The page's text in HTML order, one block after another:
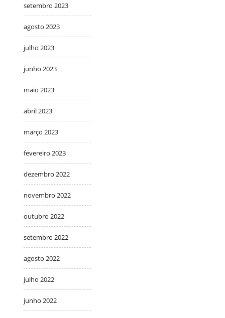
setembro 2023
agosto 2023
julho 2023
junho 2023
maio 2023
abril 2023
março 2023
fevereiro 2023
dezembro 2022
novembro 2022
outubro 2022
setembro 2022
agosto 2022
julho 2022
junho 2022